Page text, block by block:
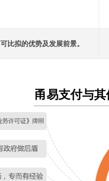
比拟的优势及发展前景。
甬易支付与